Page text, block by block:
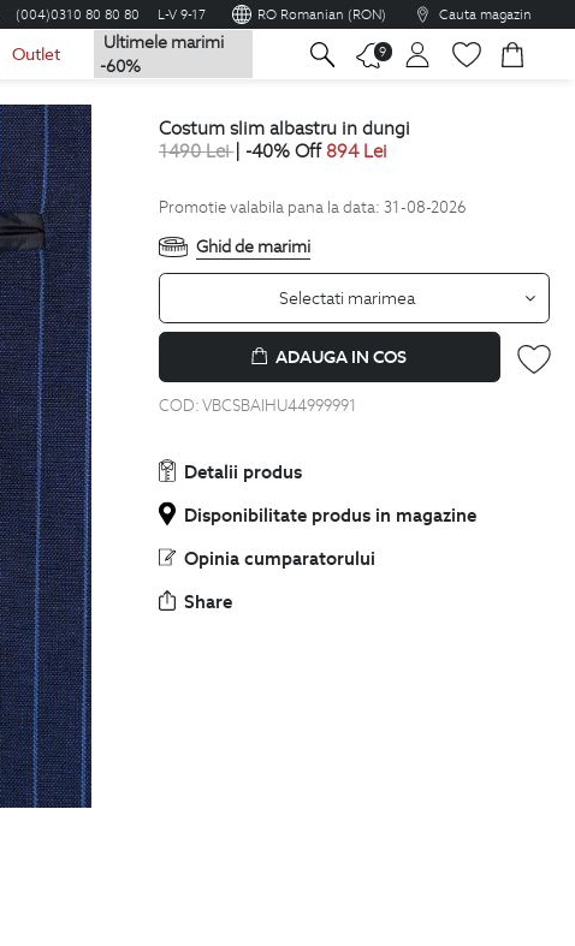
(004)0310 80 80 80 L-V 9-17 RO Romanian (RON) Cauta magazin
Outlet
Ultimele marimi
-60%
9
Romana
costum slim albastru in dungi
1490Lei| -40% Off 894 Lei
Promotie valabila pana la data: 31-08-2026
Ghid de marimi
Selectati marimea
ADAUGA IN COS
COD:VBCSBAIHU44999991
Detalii produs
Disponibilitate produs in magazine
Opinia cumparatorului
Share